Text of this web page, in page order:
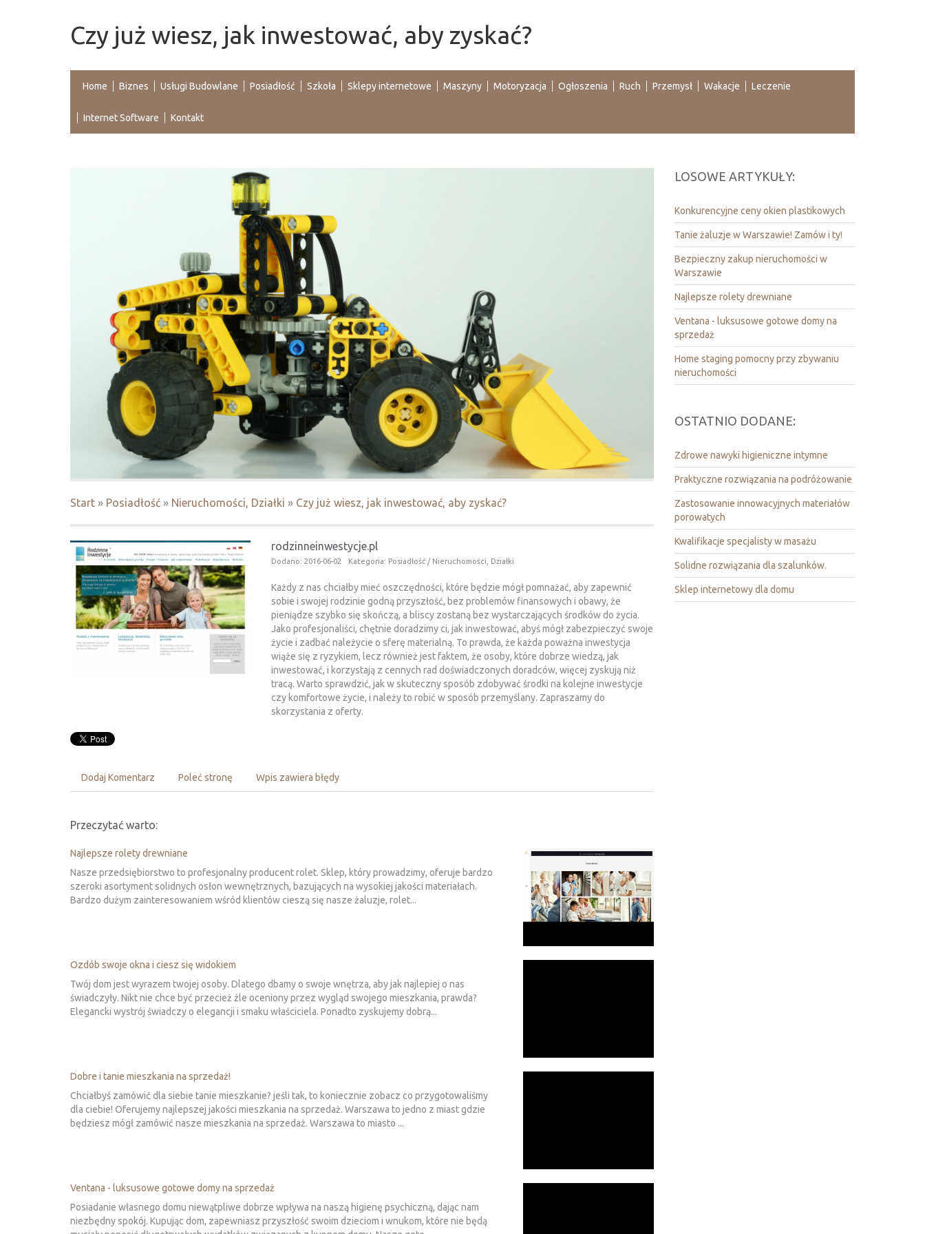
Czy już wiesz, jak inwestować, aby zyskać?
Home Biznes Usługi Budowlane Posiadłość Szkoła Sklepy internetowe Maszyny Motoryzacja Ogłoszenia Ruch Przemysł Wakacje Leczenie
Internet Software Kontakt
Start » Posiadłość » Nieruchomości, Działki » Czy już wiesz, jak inwestować, aby zyskać?
rodzinneinwestycje.pl
Dodano: 2016-06-02 Kategoria: Posiadłość / Nieruchomości, Działki
Każdy z nas chciałby mieć oszczędności, które będzie mógł pomnażać, aby zapewnić
sobie i swojej rodzinie godną przyszłość, bez problemów finansowych i obawy, że
pieniądze szybko się skończą, a bliscy zostaną bez wystarczających środków do życia.
Jako profesjonaliści, chętnie doradzimy ci, jak inwestować, abyś mógł zabezpieczyć swoje
życie i zadbać należycie o sferę materialną. To prawda, że każda poważna inwestycja
wiąże się z ryzykiem, lecz również jest faktem, że osoby, które dobrze wiedzą, jak
inwestować, i korzystają z cennych rad doświadczonych doradców, więcej zyskują niż
tracą. Warto sprawdzić, jak w skuteczny sposób zdobywać środki na kolejne inwestycje
czy komfortowe życie, i należy to robić w sposób przemyślany. Zapraszamy do
skorzystania z oferty.
Dodaj Komentarz Poleć stronę Wpis zawiera błędy
Przeczytać warto:
Najlepsze rolety drewniane
Nasze przedsiębiorstwo to profesjonalny producent rolet. Sklep, który prowadzimy, oferuje bardzo
szeroki asortyment solidnych osłon wewnętrznych, bazujących na wysokiej jakości materiałach.
Bardzo dużym zainteresowaniem wśród klientów cieszą się nasze żaluzje, rolet...
Ozdób swoje okna i ciesz się widokiem
Twój dom jest wyrazem twojej osoby. Dlatego dbamy o swoje wnętrza, aby jak najlepiej o nas
świadczyły. Nikt nie chce być przecież źle oceniony przez wygląd swojego mieszkania, prawda?
Elegancki wystrój świadczy o elegancji i smaku właściciela. Ponadto zyskujemy dobrą...
Dobre i tanie mieszkania na sprzedaż!
Chciałbyś zamówić dla siebie tanie mieszkanie? jeśli tak, to koniecznie zobacz co przygotowaliśmy
dla ciebie! Oferujemy najlepszej jakości mieszkania na sprzedaż. Warszawa to jedno z miast gdzie
będziesz mógł zamówić nasze mieszkania na sprzedaż. Warszawa to miasto ...
Ventana - luksusowe gotowe domy na sprzedaż
Posiadanie własnego domu niewątpliwe dobrze wpływa na naszą higienę psychiczną, dając nam
niezbędny spokój. Kupując dom, zapewniasz przyszłość swoim dzieciom i wnukom, które nie będą
LOSOWE ARTYKUŁY:
Konkurencyjne ceny okien plastikowych
Tanie żaluzje w Warszawie! Zamów i ty!
Bezpieczny zakup nieruchomości w
Warszawie
Najlepsze rolety drewniane
Ventana - luksusowe gotowe domy na
sprzedaż
Home staging pomocny przy zbywaniu
nieruchomości
OSTATNIO DODANE:
Zdrowe nawyki higieniczne intymne
Praktyczne rozwiązania na podróżowanie
Zastosowanie innowacyjnych materiałów
porowatych
Kwalifikacje specjalisty w masażu
Solidne rozwiązania dla szalunków.
Sklep internetowy dla domu